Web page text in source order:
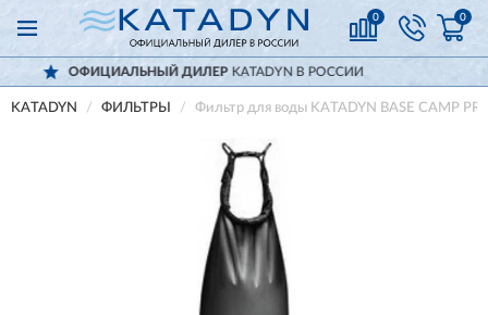
0 0
ДИЛЕРKATADYN В РОССИИ
KATADYN ФИЛЬТРЫ Фильтр для воды KATADYN BASE CAMP